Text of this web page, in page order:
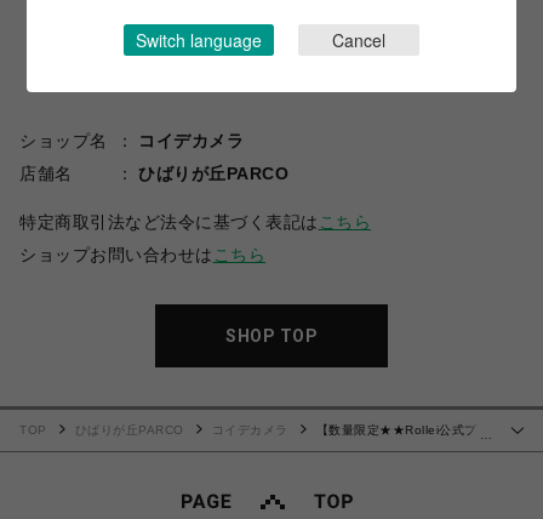
ショップ名
コイデカメラ
店舗名
ひばりが丘PARCO
特定商取引法など法令に基づく表記は こちら
ショップお問い合わせは こちら
SHOP TOP
…
TOP ひばりが丘PARCO コイデカメラ
【数量限定★★Rollei公式プロ
Switch language Cancel